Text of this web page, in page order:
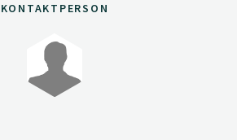
KONTAKTPERSON